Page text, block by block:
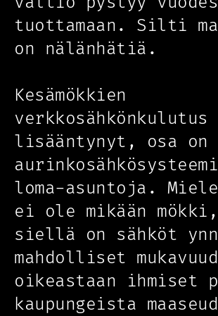
tuottamaan. Silti
on nälänhätiä.
Kesämökkien
verkkosähkönkulutus
lisääntynyt, osa on
loma-asuntoja.
ei ole mikään
siellä on sähköt
mahdolliset
oikeastaan ihmiset
kaupungeista